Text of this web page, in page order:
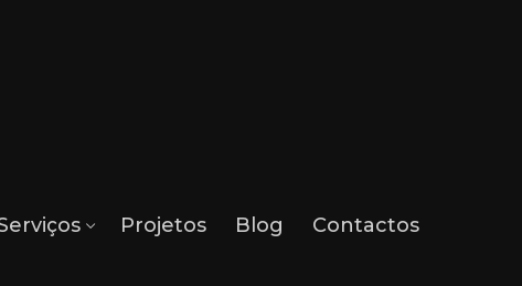
Projetos Blog Contactos